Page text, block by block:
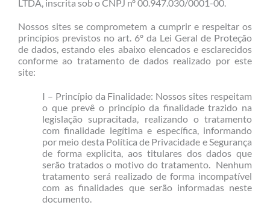
LTDA, inscrita sob o CNPJ nº 00.947.030/0001-00.
Nossos sites se comprometem a cumprir e respeitar os
princípios previstos no art. 6º da Lei Geral de Proteção
de dados, estando eles abaixo elencados e esclarecidos
conforme ao tratamento de dados realizado por este
site:
I – Princípio da Finalidade: Nossos sites respeitam
o que prevê o princípio da finalidade trazido na
legislação supracitada, realizando o tratamento
com finalidade legítima e específica, informando
por meio desta Política de Privacidade e Segurança
de forma explicita, aos titulares dos dados que
serão tratados o motivo do tratamento. Nenhum
tratamento será realizado de forma incompatível
com as finalidades que serão informadas neste
documento.